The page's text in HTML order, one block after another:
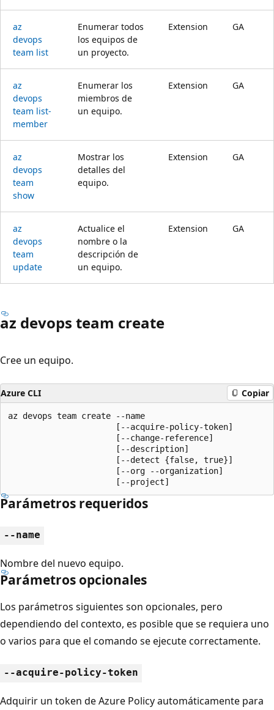
az
devops
team list
Enumerar todos
los equipos de
un proyecto.
Extension GA
az
devops
team list-
member
Enumerar los
miembros de
un equipo.
Extension GA
az
devops
team
show
Mostrar los
detalles del
equipo.
Extension GA
az
devops
team
update
Actualice el
nombre o la
descripción de
un equipo.
Extension GA
az devops team create
Cree un equipo.
Azure CLI Copiar
az devops team create --name
                      [--acquire-policy-token]
                      [--change-reference]
                      [--description]
                      [--detect {false, true}]
                      [--org --organization]
                      [--project]
Parámetros requeridos
--name
Nombre del nuevo equipo.
Parámetros opcionales
Los parámetros siguientes son opcionales, pero
dependiendo del contexto, es posible que se requiera uno
o varios para que el comando se ejecute correctamente.
--acquire-policy-token
Adquirir un token de Azure Policy automáticamente para